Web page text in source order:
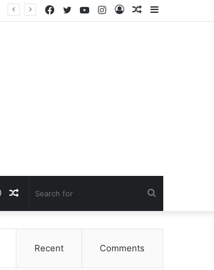
Sidebar
Random
Log
Instagram
YouTube
Twitter
Facebook
for
Random
Article
Log
In
Recent Comments